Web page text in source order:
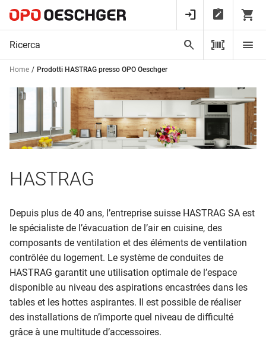
Home Prodotti HASTRAG presso OPO Oeschger
HASTRAG
Depuis plus de 40 ans, l’entreprise suisse HASTRAG SA est
le spécialiste de l’évacuation de l’air en cuisine, des
composants de ventilation et des éléments de ventilation
contrôlée du logement. Le système de conduites de
HASTRAG garantit une utilisation optimale de l’espace
disponible au niveau des aspirations encastrées dans les
tables et les hottes aspirantes. Il est possible de réaliser
des installations de n’importe quel niveau de difficulté
grâce à une multitude d’accessoires.